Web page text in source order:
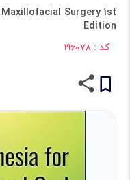
Surgery 1st
Edition
کد : 196078